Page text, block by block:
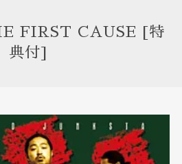
FIRST CAUSE [特
典付]